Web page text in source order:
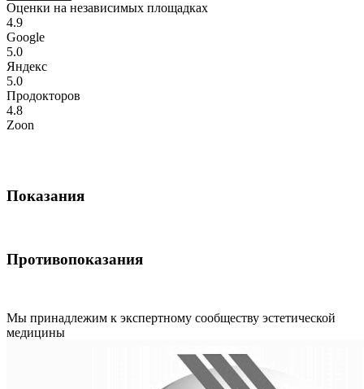
Оценки на независимых площадках
4.9
Google
5.0
Яндекс
5.0
Продокторов
4.8
Zoon
Показания
Противопоказания
Мы принадлежим к экспертному сообществу эстетической
медицины